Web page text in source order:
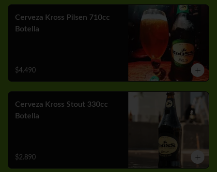
Cerveza Kross Pilsen 710cc
Botella
$4.490
Cerveza Kross Stout 330cc
Botella
$2.890